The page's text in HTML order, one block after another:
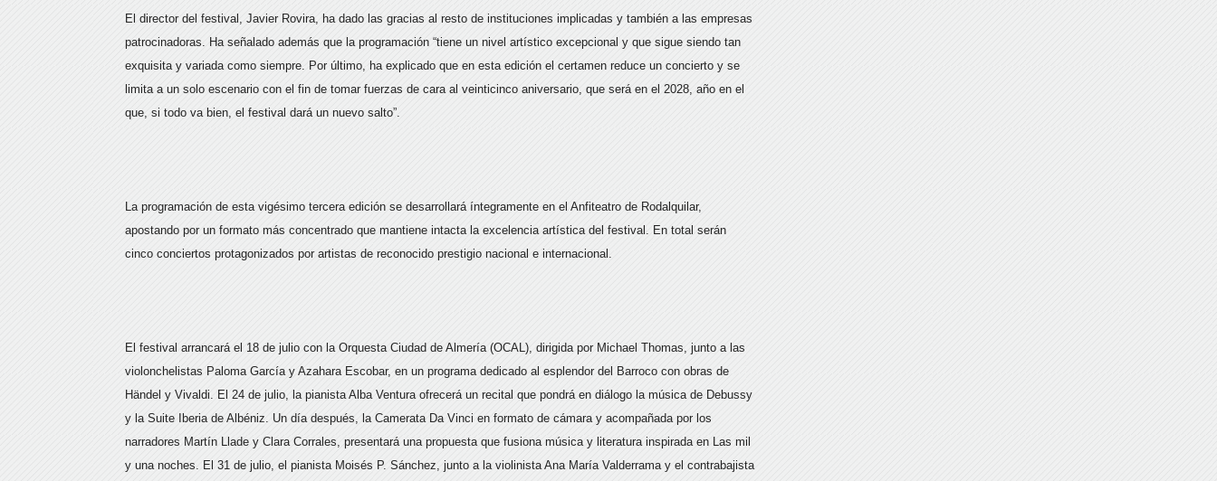
El director del festival, Javier Rovira, ha dado las gracias al resto de instituciones implicadas y también a las empresas
patrocinadoras. Ha señalado además que la programación “tiene un nivel artístico excepcional y que sigue siendo tan
exquisita y variada como siempre. Por último, ha explicado que en esta edición el certamen reduce un concierto y se
limita a un solo escenario con el fin de tomar fuerzas de cara al veinticinco aniversario, que será en el 2028, año en el
que, si todo va bien, el festival dará un nuevo salto”.
La programación de esta vigésimo tercera edición se desarrollará íntegramente en el Anfiteatro de Rodalquilar,
apostando por un formato más concentrado que mantiene intacta la excelencia artística del festival. En total serán
cinco conciertos protagonizados por artistas de reconocido prestigio nacional e internacional.
El festival arrancará el 18 de julio con la Orquesta Ciudad de Almería (OCAL), dirigida por Michael Thomas, junto a las
violonchelistas Paloma García y Azahara Escobar, en un programa dedicado al esplendor del Barroco con obras de
Händel y Vivaldi. El 24 de julio, la pianista Alba Ventura ofrecerá un recital que pondrá en diálogo la música de Debussy
y la Suite Iberia de Albéniz. Un día después, la Camerata Da Vinci en formato de cámara y acompañada por los
narradores Martín Llade y Clara Corrales, presentará una propuesta que fusiona música y literatura inspirada en Las mil
y una noches. El 31 de julio, el pianista Moisés P. Sánchez, junto a la violinista Ana María Valderrama y el contrabajista